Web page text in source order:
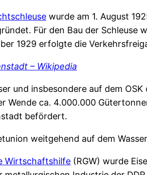
wurde am 1. August
Für den Bau der Schleuse
1929 erfolgte die
– Wikipedia
und insbesondere auf dem
Wende ca. 4.000.000
befördert.
weitgehend auf dem
Wirtschaftshilfe (RGW) wurde